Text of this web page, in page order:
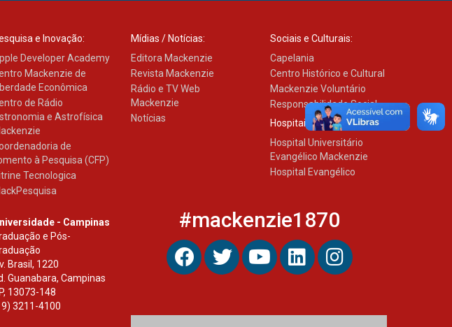
e Inovação:
Developer Academy
Mackenzie de
Econômica
de Rádio
e Astrofísica
de
à Pesquisa (CFP)
Tecnologica
Mídias / Notícias:
Editora Mackenzie
Revista Mackenzie
Rádio e TV Web
Mackenzie
Notícias
Sociais e Culturais:
Capelania
Centro Histórico e Cultural
Mackenzie Voluntário
Responsabilidade Social
Hospitais:
Hospital Universitário
Evangélico Mackenzie
Hospital Evangélico
- Campinas
e Pós-
Brasil, 1220
Guanabara, Campinas
, 13073-148
3211-4100
#mackenzie1870